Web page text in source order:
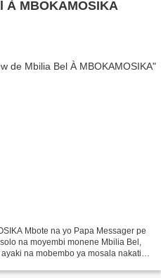
À MBOKAMOSIKA
Mbote na yo Papa Messager pe
na moyembi monene Mbilia Bel,
na mobembo ya mosala nakati